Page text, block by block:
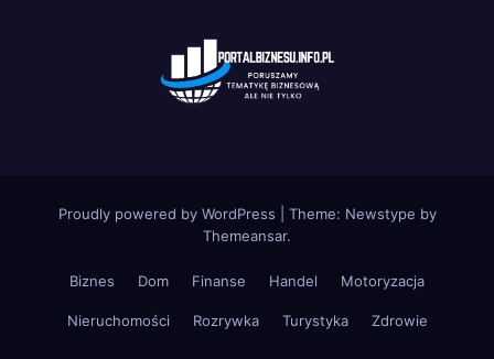
Proudly powered by WordPress Theme: Newstype by
Themeansar.
Biznes Dom Finanse Handel Motoryzacja
Nieruchomości Rozrywka Turystyka Zdrowie